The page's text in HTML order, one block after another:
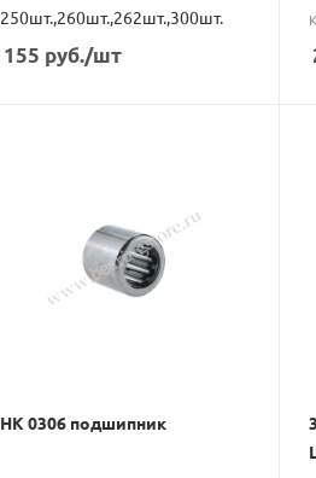
250шт.,260шт.,262шт.,300шт.
155 руб./шт
HK 0306 подшипник